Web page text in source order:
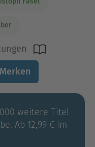
Merken
weitere Titel
Ab 12,99 € im